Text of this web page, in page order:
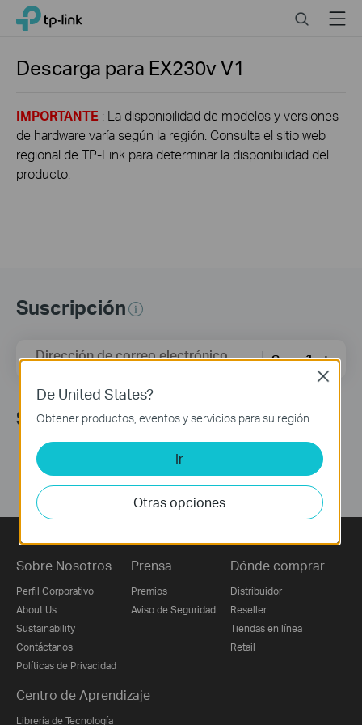
Click
navigation
TP-Link, Reliably Smart SearchMenu
Descarga para EX230vV1
IMPORTANTE : La disponibilidad de modelos y versiones
de hardware varía según la región. Consulta el sitio web
regional de TP-Link para determinar la disponibilidad del
producto.
Suscripción
Dirección de correo electrónico Suscríbete
Síguenos
Sobre Nosotros
Perfil Corporativo
About Us
Sustainability
Contáctanos
Políticas de Privacidad
Prensa
Premios
Aviso de Seguridad
Dónde comprar
Distribuidor
Reseller
Tiendas en línea
Retail
Centro de Aprendizaje
Librería de Tecnología
De United States?
Obtener productos, eventos y servicios para su región.
Ir
Otras opciones
Close